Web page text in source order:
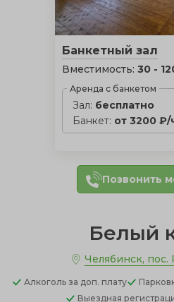
Банкетный зал
Вместимость: 30 -
Аренда с банкетом
Зал: бесплатно
Банкет: от 3200 ₽/
Позвонить
Белый
Челябинск, пос.
Алкоголь за доп. плату
Выездная